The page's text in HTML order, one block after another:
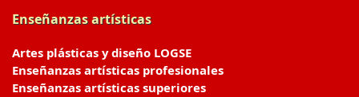
Enseñanzas artísticas
Artes plásticas y diseño LOGSE
Enseñanzas artísticas profesionales
Enseñanzas artísticas superiores